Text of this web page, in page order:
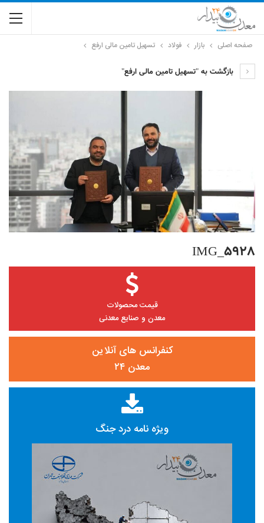
صفحه اصلی بازار فولاد تسهیل تامین مالی ارفع
بازگشت به "تسهیل تامین مالی ارفع"
IMG_5928
قیمت محصولات
معدن و صنایع معدنی
کنفرانس های آنلاین
معدن ۲۴
ویژه نامه درد جنگ